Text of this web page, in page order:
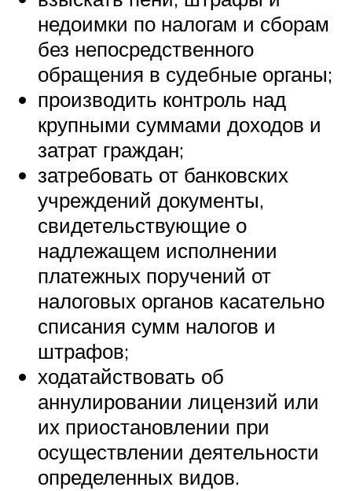
недоимки по налогам и сборам
без непосредственного
обращения в судебные органы;
производить контроль над
крупными суммами доходов и
затрат граждан;
затребовать от банковских
учреждений документы,
свидетельствующие о
надлежащем исполнении
платежных поручений от
налоговых органов касательно
списания сумм налогов и
штрафов;
ходатайствовать об
аннулировании лицензий или
их приостановлении при
осуществлении деятельности
определенных видов.